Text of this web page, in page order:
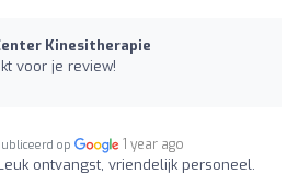
Kinesitherapie
voor je review!
op 1 year ago
ontvangst, vriendelijk personeel.